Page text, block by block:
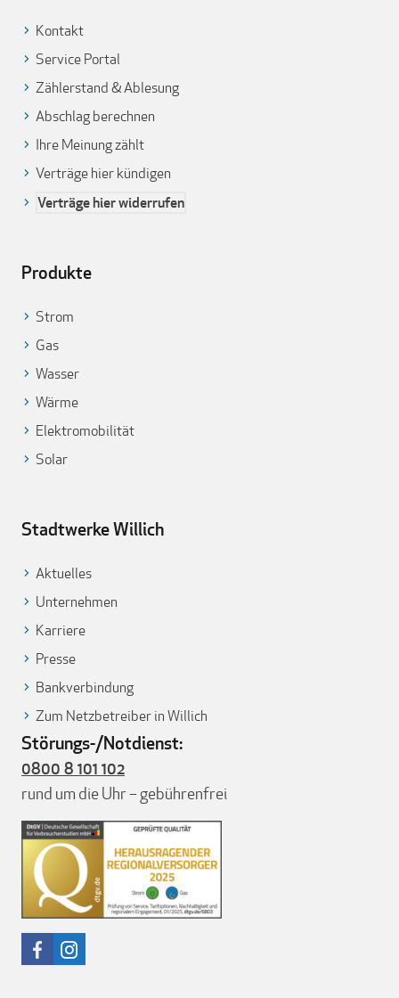
Kontakt
Service Portal
Zählerstand & Ablesung
Abschlag berechnen
Ihre Meinung zählt
Verträge hier kündigen
Verträge hier widerrufen
Produkte
Strom
Gas
Wasser
Wärme
Elektromobilität
Solar
Stadtwerke Willich
Aktuelles
Unternehmen
Karriere
Presse
Bankverbindung
Zum Netzbetreiber in Willich
Störungs-/Notdienst:
0800 8 101 102
rund um die Uhr – gebührenfrei